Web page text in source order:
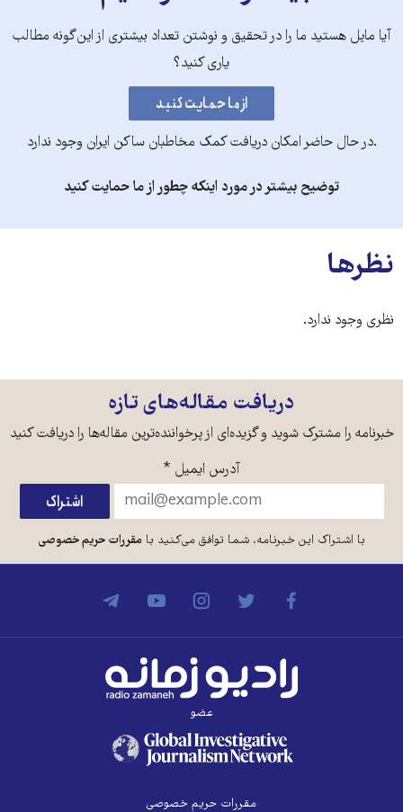
آیا مایل هستید ما را در تحقیق و نوشتن تعداد بیشتری از این‌گونه مطالب
یاری کنید؟
.در حال حاضر امکان دریافت کمک مخاطبان ساکن ایران وجود ندارد
توضیح بیشتر در مورد اینکه چطور از ما حمایت کنید
نظرها
نظری وجود ندارد.
دریافت مقاله‌های تازه
خبرنامه را مشترک شوید و گزیده‌ای از پرخواننده‌ترین مقاله‌ها را دریافت کنید
آدرس ایمیل *
با اشتراک این خبرنامه، شما توافق می‌کنید بامقررات حریم خصوصی
عضو
مقررات حریم خصوصی